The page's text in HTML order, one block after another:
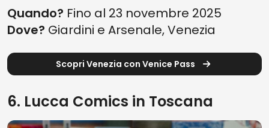
Quando? Fino al 23 novembre 2025
Dove? Giardini e Arsenale, Venezia
Scopri Venezia con Venice Pass
6. Lucca Comics in Toscana